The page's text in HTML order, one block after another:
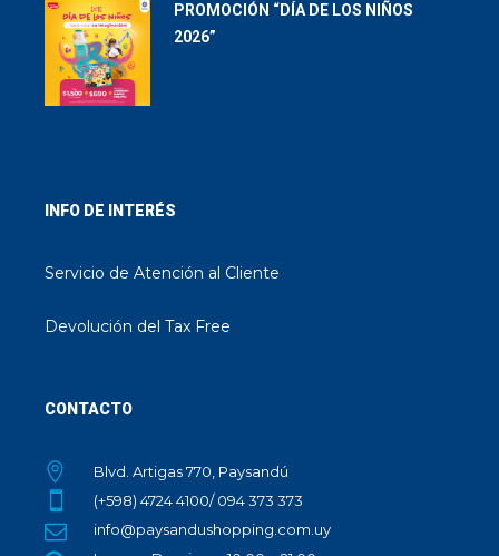
PROMOCIÓN “DÍA DE LOS NIÑOS
2026”
INFO DE INTERÉS
Servicio de Atención al Cliente
Devolución del Tax Free
CONTACTO
Blvd. Artigas 770, Paysandú
(+598) 4724 4100/ 094 373 373
info@paysandushopping.com.uy